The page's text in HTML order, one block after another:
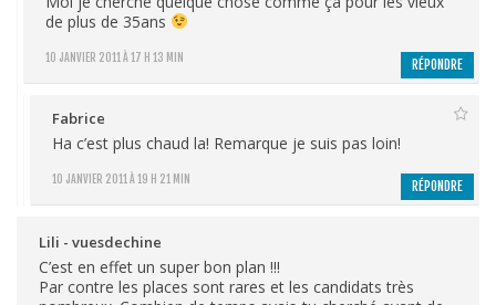
10 JANVIER 2011 À 17 H 13 MIN
de plus de 35ans
RÉPONDRE
Fabrice
10 JANVIER 2011 À 19 H 21 MIN
Ha c’est plus chaud la! Remarque je suis pas loin!
RÉPONDRE
Lili - vuesdechine
C’est en effet un super bon plan !!!
Par contre les places sont rares et les candidats très